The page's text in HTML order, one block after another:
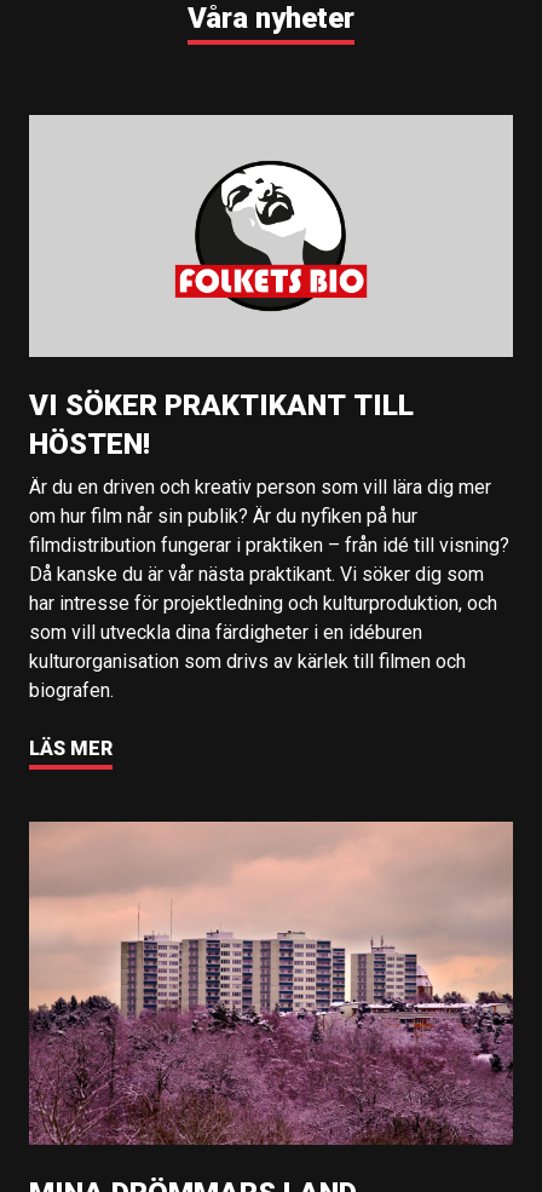
Våra nyheter
VI SÖKER PRAKTIKANT TILL
HÖSTEN!
Är du en driven och kreativ person som vill lära dig mer
om hur film når sin publik? Är du nyfiken på hur
filmdistribution fungerar i praktiken – från idé till visning?
Då kanske du är vår nästa praktikant. Vi söker dig som
har intresse för projektledning och kulturproduktion, och
som vill utveckla dina färdigheter i en idéburen
kulturorganisation som drivs av kärlek till filmen och
biografen.
LÄS MER